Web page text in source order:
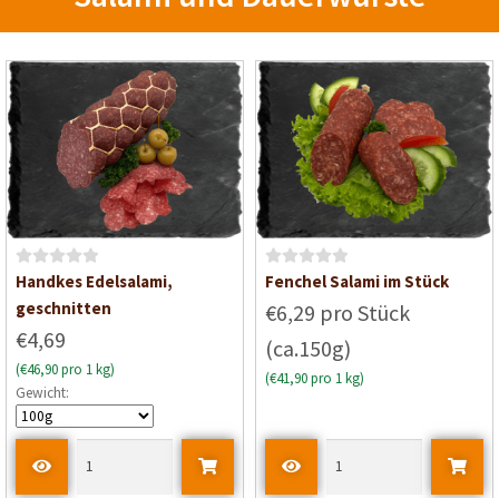
v
o
n
B
e
r
t
e
t
Handkes Edelsalami,
geschnitten
€4,69
(€46,90 pro 1 kg)
Gewicht:
B
w
e
r
t
Fenchel Salami im Stück
€6,29 pro Stück
(ca.150g)
(€41,90 pro 1 kg)